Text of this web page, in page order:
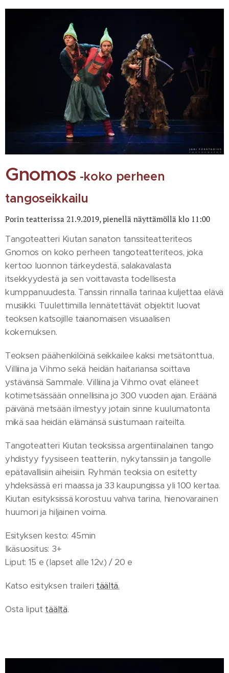
Gnomos -koko perheen
tangoseikkailu
Porin teatterissa 21.9.2019, pienellä näyttämöllä klo 11:00
Tangoteatteri Kiutan sanaton tanssiteatteriteos
Gnomos on koko perheen tangoteatteriteos, joka
kertoo luonnon tärkeydestä, salakavalasta
itsekkyydestä ja sen voittavasta todellisesta
kumppanuudesta. Tanssin rinnalla tarinaa kuljettaa elävä
musiikki. Tuulettimilla lennätettävät objektit luovat
teoksen katsojille taianomaisen visuaalisen
kokemuksen.
Teoksen päähenkilöinä seikkailee kaksi metsätonttua,
Villiina ja Vihmo sekä heidän haitariansa soittava
ystävänsä Sammale. Villiina ja Vihmo ovat eläneet
kotimetsässään onnellisina jo 300 vuoden ajan. Eräänä
päivänä metsään ilmestyy jotain sinne kuulumatonta
mikä saa heidän elämänsä suistumaan raiteilta.
Tangoteatteri Kiutan teoksissa argentiinalainen tango
yhdistyy fyysiseen teatteriin, nykytanssiin ja tangolle
epätavallisiin aiheisiin. Ryhmän teoksia on esitetty
yhdeksässä eri maassa ja 33 kaupungissa yli 100 kertaa.
Kiutan esityksissä korostuu vahva tarina, hienovarainen
huumori ja hiljainen voima.
Esityksen kesto: 45min
Ikäsuositus: 3+
Liput: 15 e (lapset alle 12v.) / 20 e
Katso esityksen traileri täältä.
Osta liput täältä.